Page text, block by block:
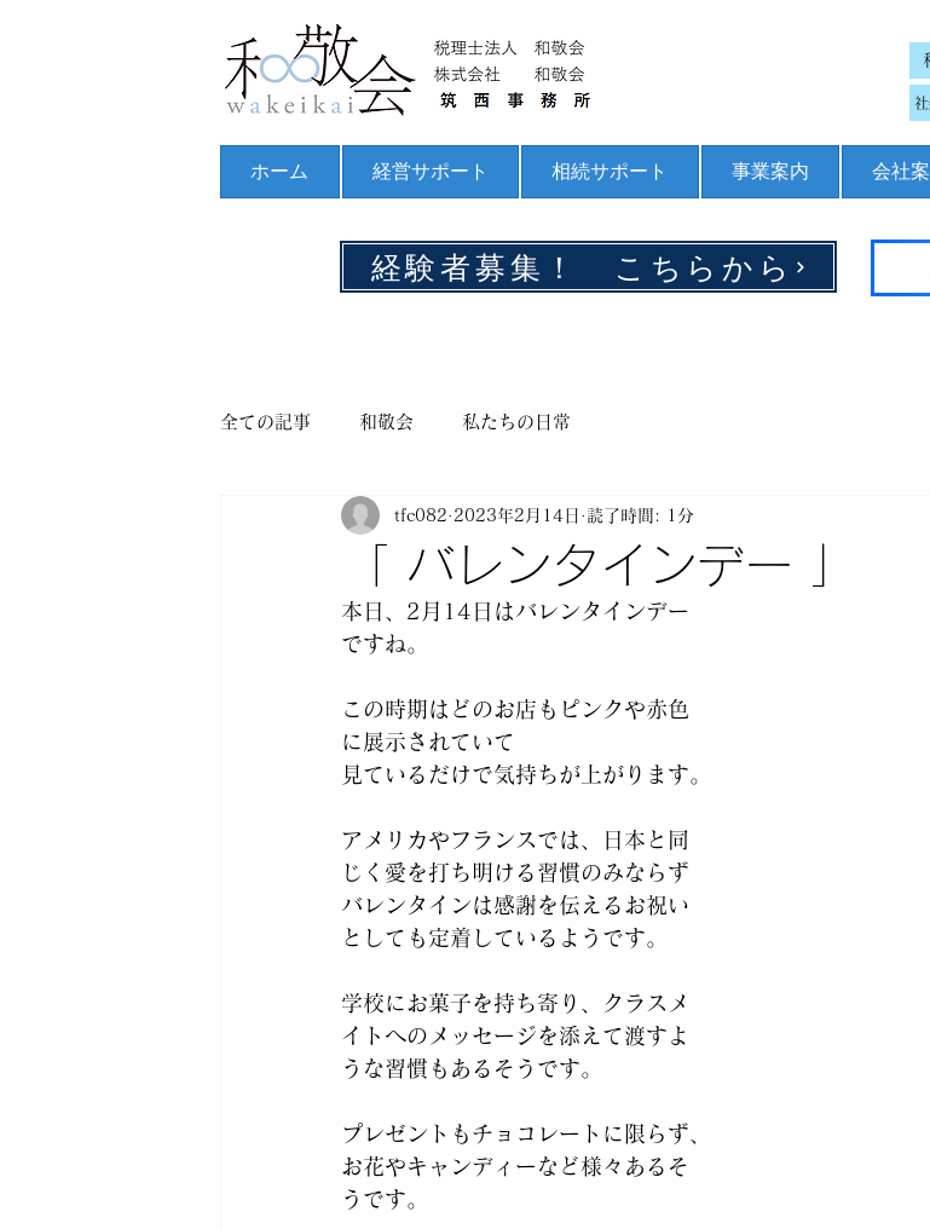
ホーム 経営サポート 相続サポート 事業案内 会社
経験者募集！ こちらから
全ての記事 和敬会 私たちの日常
「 バレンタインデー 」
tfc082 2023年2月14日 読了時間: 1分
本日、2月14日はバレンタインデー
ですね。
この時期はどのお店もピンクや赤色
に展示されていて
見ているだけで気持ちが上がります。
アメリカやフランスでは、日本と同
じく愛を打ち明ける習慣のみならず
バレンタインは感謝を伝えるお祝い
としても定着しているようです。
学校にお菓子を持ち寄り、クラスメ
イトへのメッセージを添えて渡すよ
うな習慣もあるそうです。
プレゼントもチョコレートに限らず、
お花やキャンディーなど様々あるそ
うです。